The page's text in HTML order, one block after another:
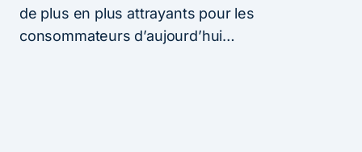
de plus en plus attrayants pour les
consommateurs d’aujourd’hui…